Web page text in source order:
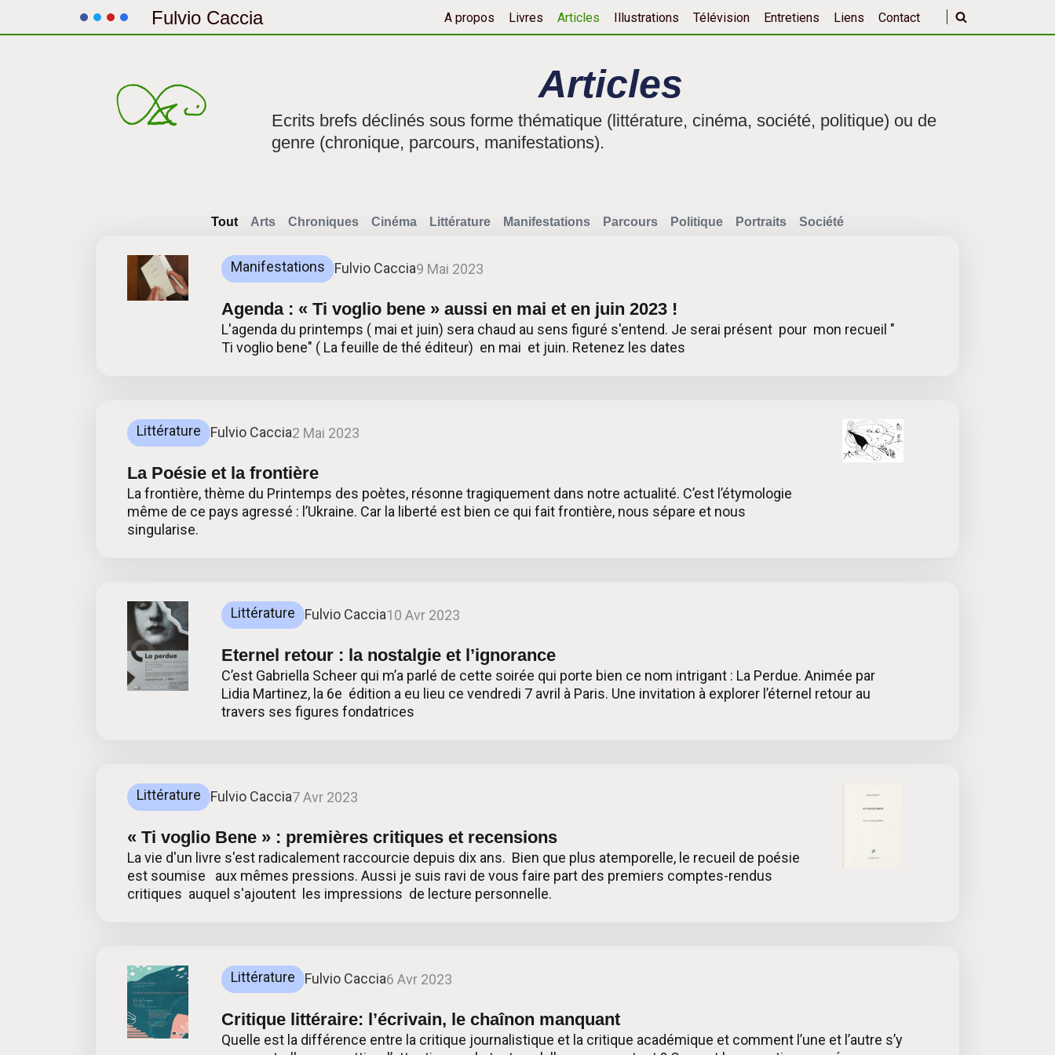
Fulvio Caccia A propos Livres Articles Illustrations Télévision Entretiens Liens Contact
Articles
Ecrits brefs déclinés sous forme thématique (littérature, cinéma, société, politique) ou de
genre (chronique, parcours, manifestations).
Arts Chroniques Cinéma Littérature Manifestations Parcours Politique Portraits Société
Tout
Manifestations Fulvio Caccia9 Mai 2023
Agenda : « Ti voglio bene » aussi en mai et en juin 2023 !
L'agenda du printemps ( mai et juin) sera chaud au sens figuré s'entend. Je serai présent pour mon recueil "
Ti voglio bene" ( La feuille de thé éditeur) en mai et juin. Retenez les dates
Littérature Fulvio Caccia2 Mai 2023
La Poésie et la frontière
La frontière, thème du Printemps des poètes, résonne tragiquement dans notre actualité. C’est l’étymologie
même de ce pays agressé : l’Ukraine. Car la liberté est bien ce qui fait frontière, nous sépare et nous
singularise.
Littérature Fulvio Caccia10 Avr 2023
Eternel retour : la nostalgie et l’ignorance
C’est Gabriella Scheer qui m’a parlé de cette soirée qui porte bien ce nom intrigant : La Perdue. Animée par
Lidia Martinez, la 6e édition a eu lieu ce vendredi 7 avril à Paris. Une invitation à explorer l’éternel retour au
travers ses figures fondatrices
Littérature Fulvio Caccia7 Avr 2023
« Ti voglio Bene » : premières critiques et recensions
La vie d'un livre s'est radicalement raccourcie depuis dix ans. Bien que plus atemporelle, le recueil de poésie
est soumise aux mêmes pressions. Aussi je suis ravi de vous faire part des premiers comptes-rendus
critiques auquel s'ajoutent les impressions de lecture personnelle.
Littérature Fulvio Caccia6 Avr 2023
Critique littéraire: l’écrivain, le chaînon manquant
Quelle est la différence entre la critique journalistique et la critique académique et comment l’une et l’autre s’y